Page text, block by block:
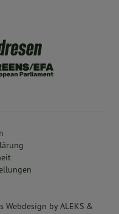
Webdesign byALEKS &